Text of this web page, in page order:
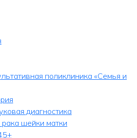
поликлиника «Семья и
диагностика
рака шейки матки